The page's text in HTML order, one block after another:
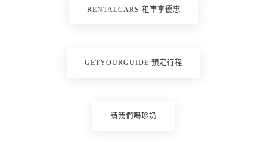
RENTALCARS 租車享優惠
GETYOURGUIDE 預定行程
請我們喝珍奶